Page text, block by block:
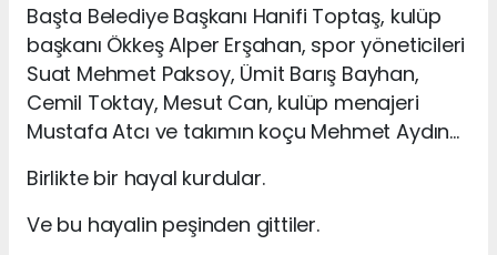
Başta Belediye Başkanı Hanifi Toptaş, kulüp
başkanı Ökkeş Alper Erşahan, spor yöneticileri
Suat Mehmet Paksoy, Ümit Barış Bayhan,
Cemil Toktay, Mesut Can, kulüp menajeri
Mustafa Atcı ve takımın koçu Mehmet Aydın…
Birlikte bir hayal kurdular.
Ve bu hayalin peşinden gittiler.